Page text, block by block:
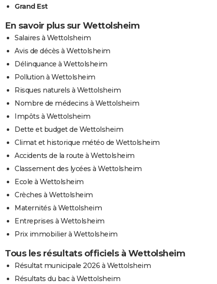
Grand Est
En savoir plus sur Wettolsheim
Salaires à Wettolsheim
Avis de décès à Wettolsheim
Délinquance à Wettolsheim
Pollution à Wettolsheim
Risques naturels à Wettolsheim
Nombre de médecins à Wettolsheim
Impôts à Wettolsheim
Dette et budget de Wettolsheim
Climat et historique météo de Wettolsheim
Accidents de la route à Wettolsheim
Classement des lycées à Wettolsheim
Ecole à Wettolsheim
Crèches à Wettolsheim
Maternités à Wettolsheim
Entreprises à Wettolsheim
Prix immobilier à Wettolsheim
Tous les résultats officiels à Wettolsheim
Résultat municipale 2026 à Wettolsheim
Résultats du bac à Wettolsheim